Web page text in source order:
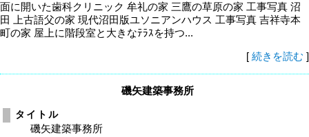
面に開いた歯科クリニック 牟礼の家 三鷹の草原の家 工事写真 沼
田 上古語父の家 現代沼田版ユソニアンハウス 工事写真 吉祥寺本
町の家 屋上に階段室と大きなﾃﾗｽを持つ...
[ 続きを読む ]
磯矢建築事務所
タイトル
磯矢建築事務所